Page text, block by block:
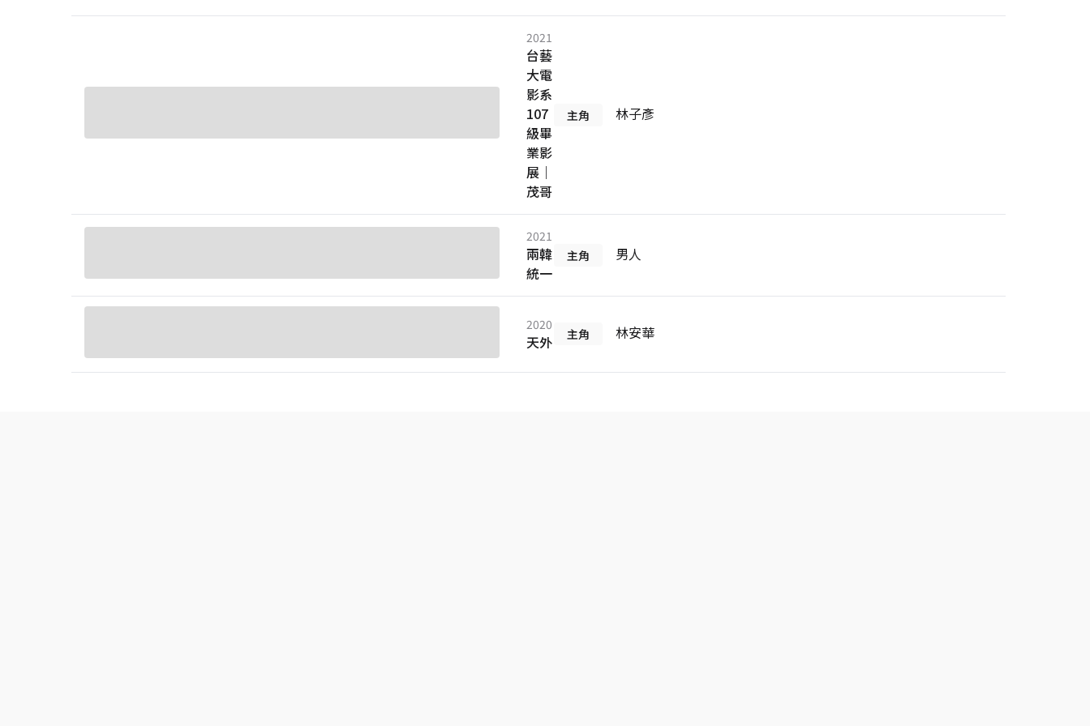
2021
台藝
大電
影系
107
級畢
業影
展｜
茂哥
主角 林子彥
2021
兩韓
統一
主角 男人
2020
天外 主角 林安華